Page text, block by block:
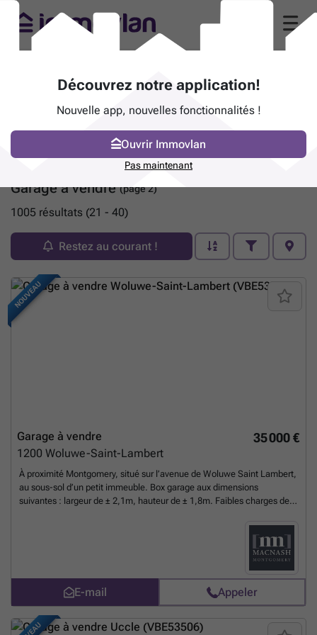
Garage à vendre(page 2)
1005 résultats (21 - 40)
Restez au courant !
NOUVEAU
35 000 €
Garage à vendre
1200 Woluwe-Saint-Lambert
À proximité Montgomery, situé sur l’avenue de Woluwe Saint Lambert,
au sous-sol d’un petit immeuble. Box garage aux dimensions
suivantes : largeur de ± 2,1m, hauteur de ± 1,8m. Faibles charges de ±
En savoir plus ?
E-mail Appeler
Découvrez notre application!
Nouvelle app, nouvelles fonctionnalités !
Ouvrir Immovlan
Pas maintenant